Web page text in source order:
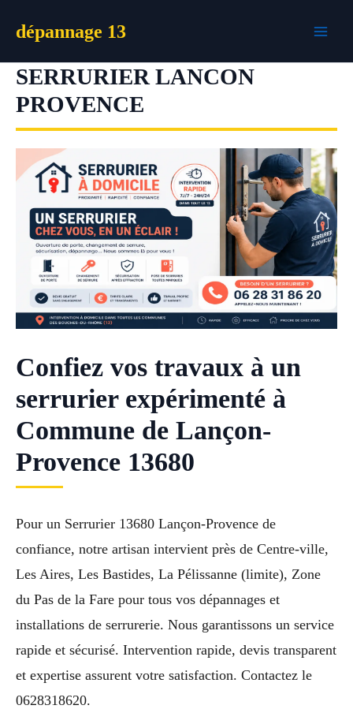
dépannage 13
SERRURIER LANCON
PROVENCE
Confiez vos travaux à un
serrurier expérimenté à
Commune de Lançon-
Provence 13680
Pour un Serrurier 13680 Lançon-Provence de
confiance, notre artisan intervient près de Centre-ville,
Les Aires, Les Bastides, La Pélissanne (limite), Zone
du Pas de la Fare pour tous vos dépannages et
installations de serrurerie. Nous garantissons un service
rapide et sécurisé. Intervention rapide, devis transparent
et expertise assurent votre satisfaction. Contactez le
0628318620.